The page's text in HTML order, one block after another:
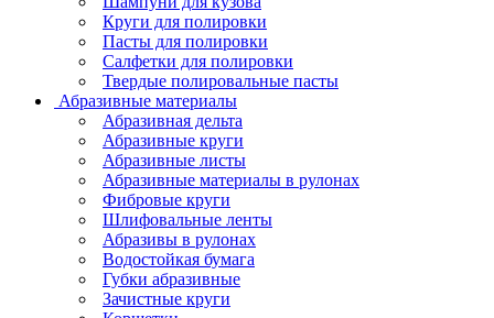
Круги для полировки
Пасты для полировки
Салфетки для полировки
Твердые полировальные пасты
Абразивные материалы
Абразивная дельта
Абразивные круги
Абразивные листы
Абразивные материалы в рулонах
Фибровые круги
Шлифовальные ленты
Абразивы в рулонах
Водостойкая бумага
Губки абразивные
Зачистные круги